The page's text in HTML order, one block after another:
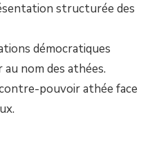
structurée des
démocratiques
nom des athées.
pouvoir athée face